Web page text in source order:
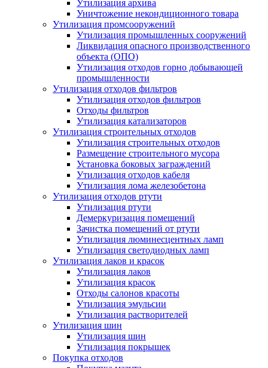
Утилизация архива
Уничтожение некондиционного товара
Утилизация промсооружений
Утилизация промышленных сооружений
Ликвидация опасного производственного
объекта (ОПО)
Утилизация отходов горно добывающей
промышленности
Утилизация отходов фильтров
Утилизация отходов фильтров
Отходы фильтров
Утилизация катализаторов
Утилизация строительных отходов
Утилизация строительных отходов
Размещение строительного мусора
Установка боковых заграждений
Утилизация отходов кабеля
Утилизация лома железобетона
Утилизация отходов ртути
Утилизация ртути
Демеркуризация помещений
Зачистка помещений от ртути
Утилизация люминесцентных ламп
Утилизация светодиодных ламп
Утилизация лаков и красок
Утилизация лаков
Утилизация красок
Отходы салонов красоты
Утилизация эмульсии
Утилизация растворителей
Утилизация шин
Утилизация шин
Утилизация покрышек
Покупка отходов